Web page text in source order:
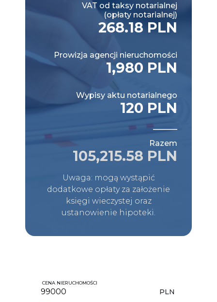
VAT od taksy notarialnej
(opłaty notarialnej)
268.18 PLN
Prowizja agencji nieruchomości
1,980 PLN
Wypisy aktu notarialnego
120 PLN
Razem
105,215.58 PLN
Uwaga: mogą wystąpić
dodatkowe opłaty za założenie
księgi wieczystej oraz
ustanowienie hipoteki.
CENA NIERUCHOMOŚCI
PLN